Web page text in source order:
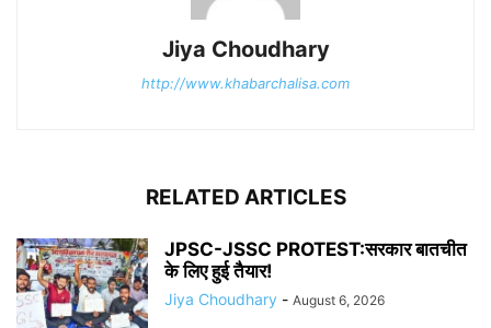
Jiya Choudhary
http://www.khabarchalisa.com
RELATED ARTICLES
JPSC-JSSC PROTEST:सरकार बातचीत
के लिए हुई तैयार!
Jiya Choudhary - August 6, 2026